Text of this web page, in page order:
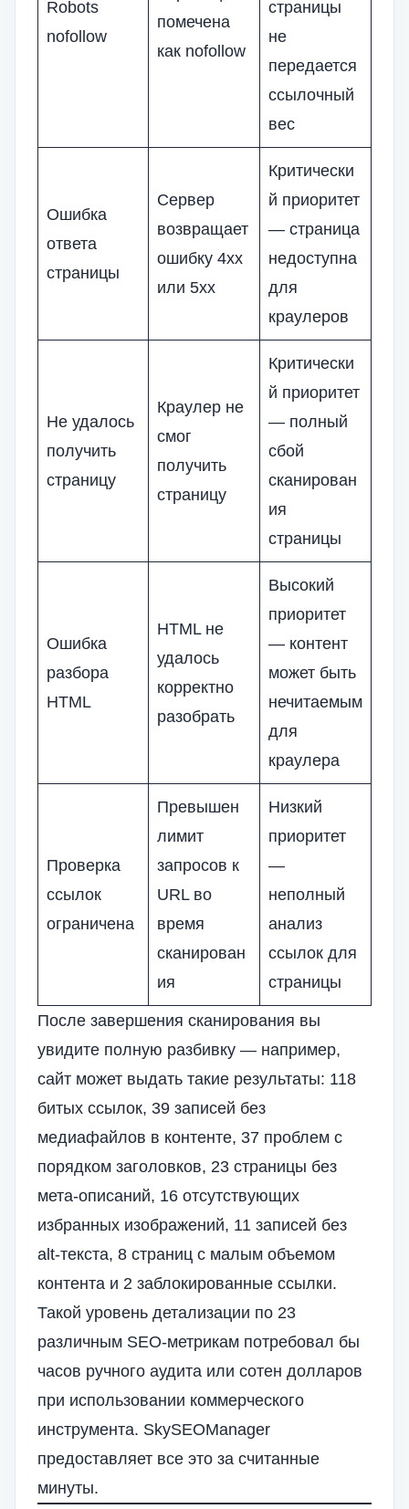
Robots
nofollow
помечена
как nofollow
страницы
не
передается
ссылочный
вес
Ошибка
ответа
страницы
Сервер
возвращает
ошибку 4xx
или 5xx
Критически
й приоритет
— страница
недоступна
для
краулеров
Не удалось
получить
страницу
Краулер не
смог
получить
страницу
Критически
й приоритет
— полный
сбой
сканирован
ия
страницы
Ошибка
разбора
HTML
HTML не
удалось
корректно
разобрать
Высокий
приоритет
— контент
может быть
нечитаемым
для
краулера
Проверка
ссылок
ограничена
Превышен
лимит
запросов к
URL во
время
сканирован
ия
Низкий
приоритет
—
неполный
анализ
ссылок для
страницы
После завершения сканирования вы
увидите полную разбивку — например,
сайт может выдать такие результаты: 118
битых ссылок, 39 записей без
медиафайлов в контенте, 37 проблем с
порядком заголовков, 23 страницы без
мета-описаний, 16 отсутствующих
избранных изображений, 11 записей без
alt-текста, 8 страниц с малым объемом
контента и 2 заблокированные ссылки.
Такой уровень детализации по 23
различным SEO-метрикам потребовал бы
часов ручного аудита или сотен долларов
при использовании коммерческого
инструмента. SkySEOManager
предоставляет все это за считанные
минуты.